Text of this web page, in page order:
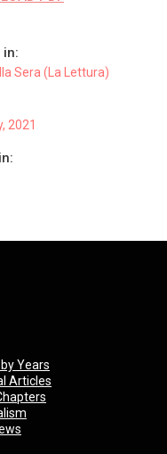
in:
Sera (La Lettura)
2021
Years
Articles